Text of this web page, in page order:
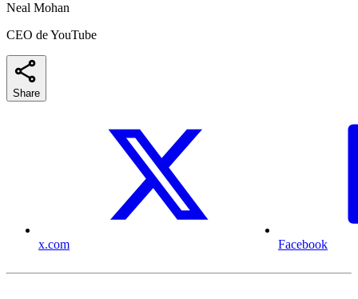
Neal Mohan
CEO de YouTube
Share
x.com Facebook